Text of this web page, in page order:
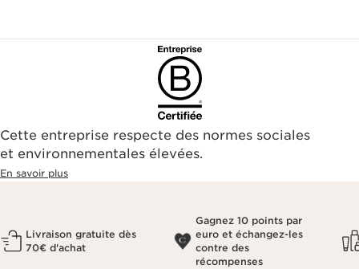
Cette entreprise respecte des normes sociales
et environnementales élevées.
En savoir plus
Livraison gratuite dès
70€ d'achat
Gagnez 10 points par
euro et échangez-les
contre des
récompenses